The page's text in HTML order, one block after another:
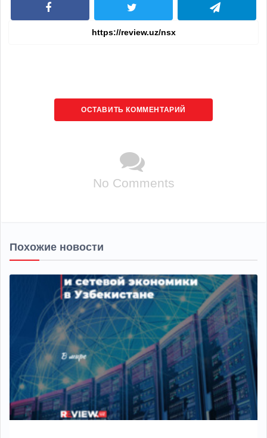
ОСТАВИТЬ КОММЕНТАРИЙ
No Comments
Похожие новости